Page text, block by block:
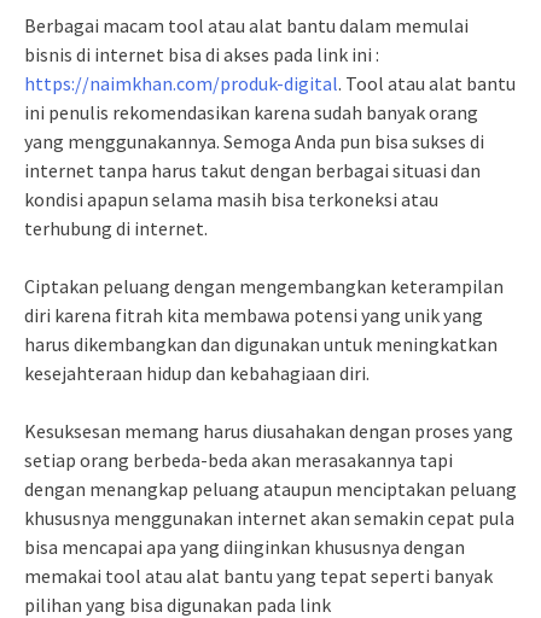
Berbagai macam tool atau alat bantu dalam memulai
bisnis di internet bisa di akses pada link ini :
https://naimkhan.com/produk-digital. Tool atau alat bantu
ini penulis rekomendasikan karena sudah banyak orang
yang menggunakannya. Semoga Anda pun bisa sukses di
internet tanpa harus takut dengan berbagai situasi dan
kondisi apapun selama masih bisa terkoneksi atau
terhubung di internet.
Ciptakan peluang dengan mengembangkan keterampilan
diri karena fitrah kita membawa potensi yang unik yang
harus dikembangkan dan digunakan untuk meningkatkan
kesejahteraan hidup dan kebahagiaan diri.
Kesuksesan memang harus diusahakan dengan proses yang
setiap orang berbeda-beda akan merasakannya tapi
dengan menangkap peluang ataupun menciptakan peluang
khususnya menggunakan internet akan semakin cepat pula
bisa mencapai apa yang diinginkan khususnya dengan
memakai tool atau alat bantu yang tepat seperti banyak
pilihan yang bisa digunakan pada link